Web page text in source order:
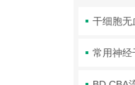
干细胞无